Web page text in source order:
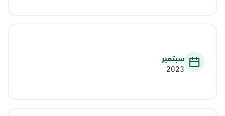
سبتمبر
2023